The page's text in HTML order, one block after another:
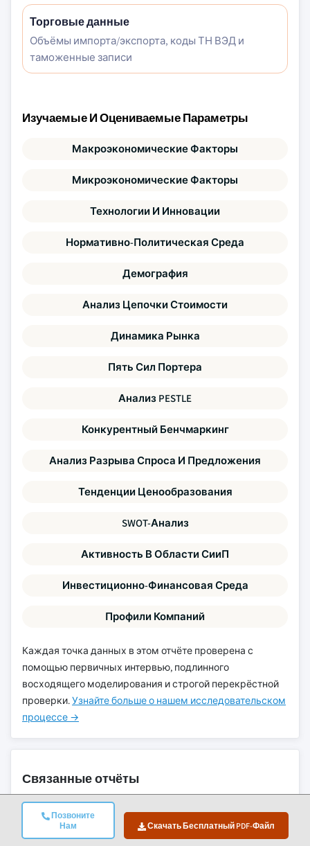
Позвоните
Нам
Скачать Бесплатный PDF-Файл
Торговые данные
Объёмы импорта/экспорта, коды ТН ВЭД и
таможенные записи
Изучаемые И Оцениваемые Параметры
Макроэкономические Факторы
Микроэкономические Факторы
Технологии И Инновации
Нормативно-Политическая Среда
Демография
Анализ Цепочки Стоимости
Динамика Рынка
Пять Сил Портера
Анализ PESTLE
Конкурентный Бенчмаркинг
Анализ Разрыва Спроса И Предложения
Тенденции Ценообразования
SWOT-Анализ
Активность В Области СииП
Инвестиционно-Финансовая Среда
Профили Компаний
Каждая точка данных в этом отчёте проверена с
помощью первичных интервью, подлинного
восходящего моделирования и строгой перекрёстной
проверки.Узнайте больше о нашем исследовательском
процессе →
Связанные отчёты
Рынок амфибийных экскаваторов